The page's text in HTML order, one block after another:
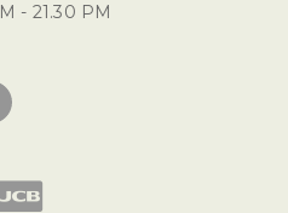
- 21.30 PM